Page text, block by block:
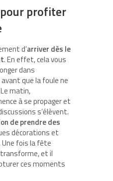
profiter
d’arriver dès le
. En effet, cela vous
dans
que la foule ne
matin,
à se propager et
s’élèvent.
de prendre des
décorations et
fois la fête
transforme, et il
ces moments